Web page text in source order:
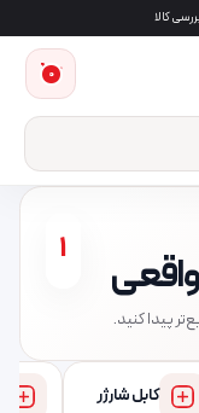
0
پیدا کنید.
1
کابل شارژر